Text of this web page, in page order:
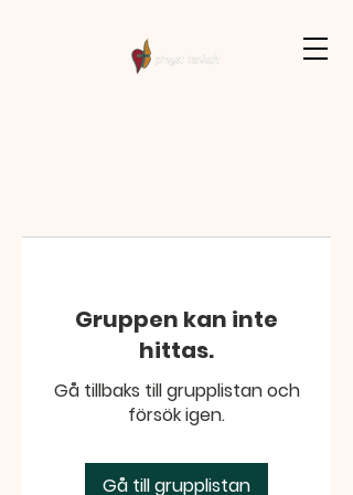
Gruppen kan inte
hittas.
Gå tillbaks till grupplistan och
försök igen.
Gå till grupplistan